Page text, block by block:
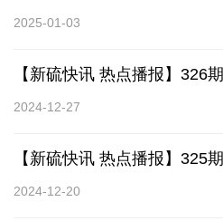
2025-01-03
【新硫快讯 热点播报】326期
2024-12-27
【新硫快讯 热点播报】325期
2024-12-20